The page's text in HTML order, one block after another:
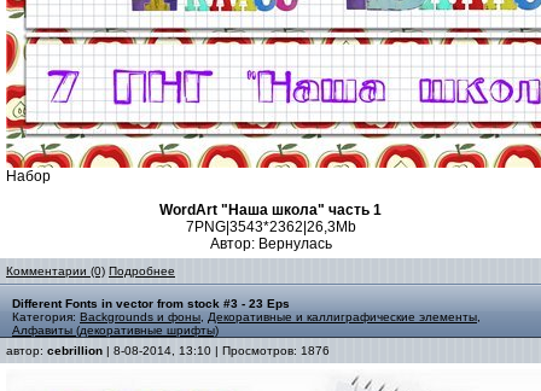
Набор
WordArt "Наша школа" часть 1
7PNG|3543*2362|26,3Mb
Автор: Вернулась
Комментарии (0) Подробнее
Different Fonts in vector from stock #3 - 23 Eps
Категория: Backgrounds и фоны Декоративные и каллиграфические элементы
Алфавиты (декоративные шрифты)
автор: cebrillion | 8-08-2014, 13:10 | Просмотров: 1876